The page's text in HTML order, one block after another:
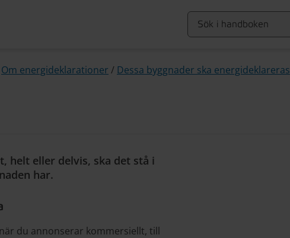
Om energideklarationer / Dessa byggnader ska energideklareras
helt eller delvis, ska det stå i
har.
du annonserar kommersiellt, till